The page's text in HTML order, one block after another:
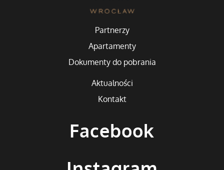
Partnerzy
Apartamenty
Dokumenty do pobrania
Aktualności
Kontakt
Facebook